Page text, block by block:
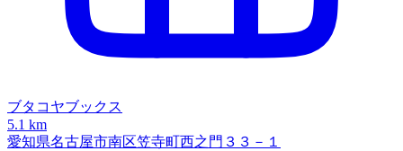
ブタコヤブックス
5.1 km
愛知県名古屋市南区笠寺町西之門３３－１